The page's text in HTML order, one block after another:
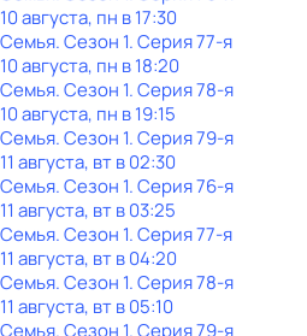
10 августа, пн в 17:30
Семья. Сезон 1. Серия 77-я
10 августа, пн в 18:20
Семья. Сезон 1. Серия 78-я
10 августа, пн в 19:15
Семья. Сезон 1. Серия 79-я
11 августа, вт в 02:30
Семья. Сезон 1. Серия 76-я
11 августа, вт в 03:25
Семья. Сезон 1. Серия 77-я
11 августа, вт в 04:20
Семья. Сезон 1. Серия 78-я
11 августа, вт в 05:10
Семья. Сезон 1. Серия 79-я